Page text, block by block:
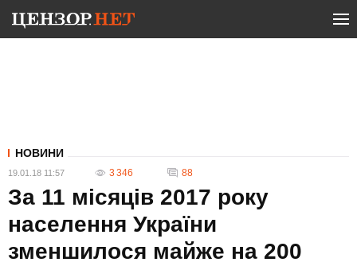
НОВИНИ
19.01.18 11:57 3 346 88
За 11 місяців 2017 року
населення України
зменшилося майже на 200